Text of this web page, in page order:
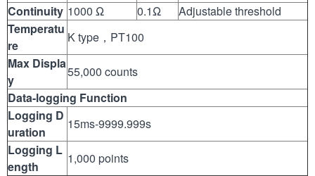
Continuity 1000 Ω 0.1Ω
Adjustable threshold
Temperatu
re
K type，PT100
Max Displa
y
55,000 counts
Data-logging Function
Logging D
uration
15ms-9999.999s
Logging L
ength
1,000 points